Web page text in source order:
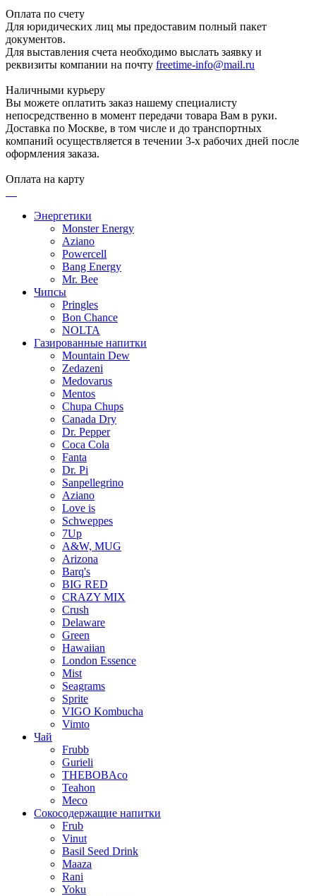
Оплата по счету
Для юридических лиц мы предоставим полный пакет
документов.
Для выставления счета необходимо выслать заявку и
реквизиты компании на почту freetime-info@mail.ru
Наличными курьеру
Вы можете оплатить заказ нашему специалисту
непосредственно в момент передачи товара Вам в руки.
Доставка по Москве, в том числе и до транспортных
компаний осуществляется в течении 3-х рабочих дней после
оформления заказа.
Оплата на карту
Энергетики
Monster Energy
Aziano
Powercell
Bang Energy
Mr. Bee
Чипсы
Pringles
Bon Chance
NOLTA
Газированные напитки
Mountain Dew
Zedazeni
Medovarus
Mentos
Chupa Chups
Canada Dry
Dr. Pepper
Coca Cola
Fanta
Dr. Pi
Sanpellegrino
Aziano
Love is
Schweppes
7Up
A&W, MUG
Arizona
Barq's
BIG RED
CRAZY MIX
Crush
Delaware
Green
Hawaiian
London Essence
Mist
Seagrams
Sprite
VIGO Kombucha
Vimto
Чай
Frubb
Gurieli
THEBOBAco
Teahon
Meco
Сокосодержащие напитки
Frub
Vinut
Basil Seed Drink
Maaza
Rani
Yoku